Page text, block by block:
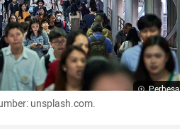
Perbesar
unsplash.com.